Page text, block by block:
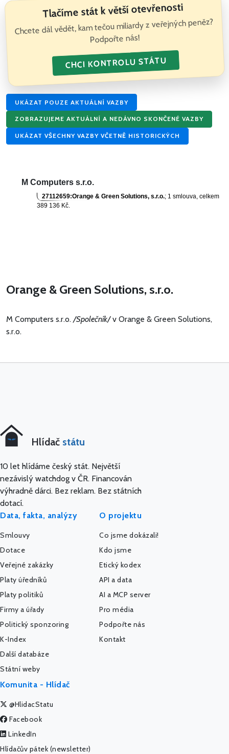
Tlačíme stát k větší otevřenosti
Chcete dál vědět, kam tečou miliardy z veřejných peněz?
Podpořte nás!
CHCI KONTROLU STÁTU
UKÁZAT POUZE AKTUÁLNÍ VAZBY
ZOBRAZUJEME AKTUÁLNÍ A NEDÁVNO SKONČENÉ VAZBY
UKÁZAT VŠECHNY VAZBY VČETNĚ HISTORICKÝCH
M Computers s.r.o.
27112659:Orange & Green Solutions, s.r.o.; 1 smlouva, celkem
389 136 Kč
Orange & Green Solutions, s.r.o.
M Computers s.r.o. /Společník/v Orange & Green Solutions,
s.r.o.
Hlídač státu
10 let hlídáme český stát. Největší
nezávislý watchdog v ČR. Financován
výhradně dárci. Bez reklam. Bez státních
dotací.
Data, fakta, analýzy
Smlouvy
Dotace
Veřejné zakázky
Platy úředníků
Platy politiků
Firmy a úřady
Politický sponzoring
K-Index
Další databáze
Státní weby
O projektu
Co jsme dokázali!
Kdo jsme
Etický kodex
API a data
AI a MCP server
Pro média
Podpořte nás
Kontakt
Komunita - Hlídač
@HlidacStatu
Facebook
LinkedIn
Hlídačův pátek (newsletter)